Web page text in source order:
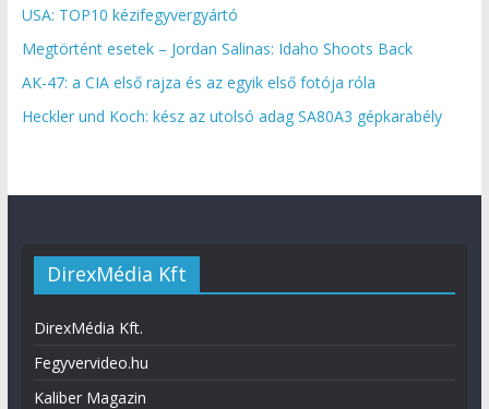
USA: TOP10 kézifegyvergyártó
Megtörtént esetek – Jordan Salinas: Idaho Shoots Back
AK-47: a CIA első rajza és az egyik első fotója róla
Heckler und Koch: kész az utolsó adag SA80A3 gépkarabély
DirexMédia Kft
DirexMédia Kft.
Fegyvervideo.hu
Kaliber Magazin